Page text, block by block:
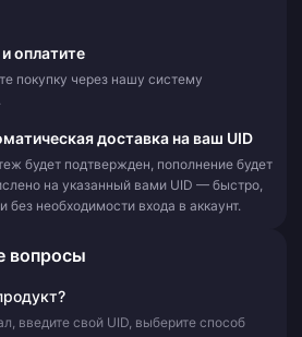
оплатите
покупку через нашу систему
доставка на ваш UID
будет подтвержден, пополнение будет
на указанный вами UID — быстро,
без необходимости входа в аккаунт.
вопросы
введите свой UID, выберите способ